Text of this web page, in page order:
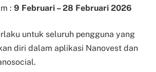
: 9 Februari – 28 Februari 2026
untuk seluruh pengguna yang
diri dalam aplikasi Nanovest dan